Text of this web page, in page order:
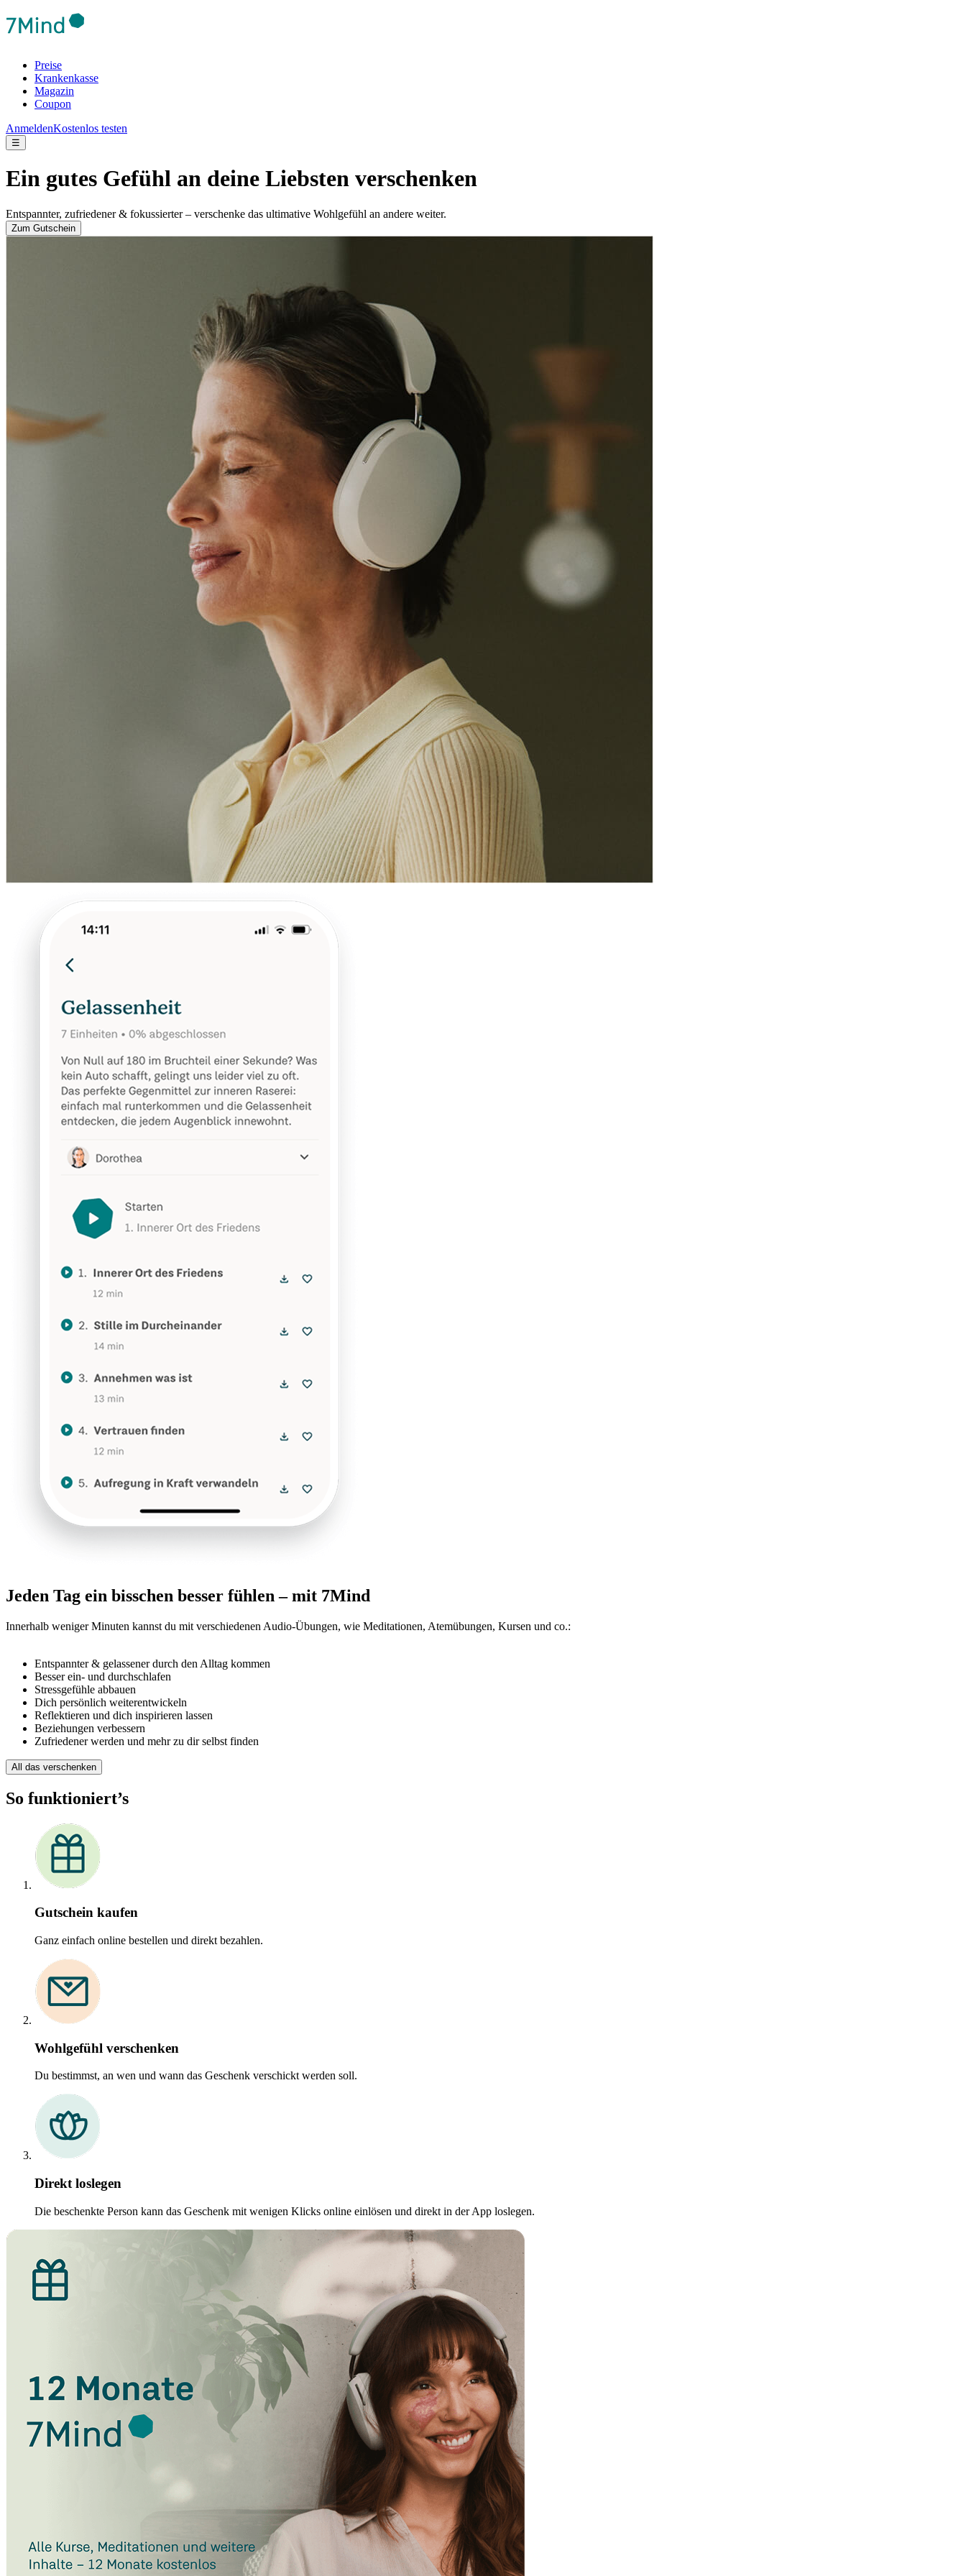
Preise
Krankenkasse
Magazin
Coupon
AnmeldenKostenlos testen
☰
Ein gutes Gefühl an deine Liebsten verschenken
Entspannter, zufriedener & fokussierter – verschenke das ultimative Wohlgefühl an andere weiter.
Zum Gutschein
Jeden Tag ein bisschen besser fühlen – mit 7Mind
Innerhalb weniger Minuten kannst du mit verschiedenen Audio-Übungen, wie Meditationen, Atemübungen, Kursen und co.:
Entspannter & gelassener durch den Alltag kommen
Besser ein- und durchschlafen
Stressgefühle abbauen
Dich persönlich weiterentwickeln
Reflektieren und dich inspirieren lassen
Beziehungen verbessern
Zufriedener werden und mehr zu dir selbst finden
All das verschenken
So funktioniert’s
Gutschein kaufen
Ganz einfach online bestellen und direkt bezahlen.
Wohlgefühl verschenken
Du bestimmst, an wen und wann das Geschenk verschickt werden soll.
Direkt loslegen
Die beschenkte Person kann das Geschenk mit wenigen Klicks online einlösen und direkt in der App loslegen.